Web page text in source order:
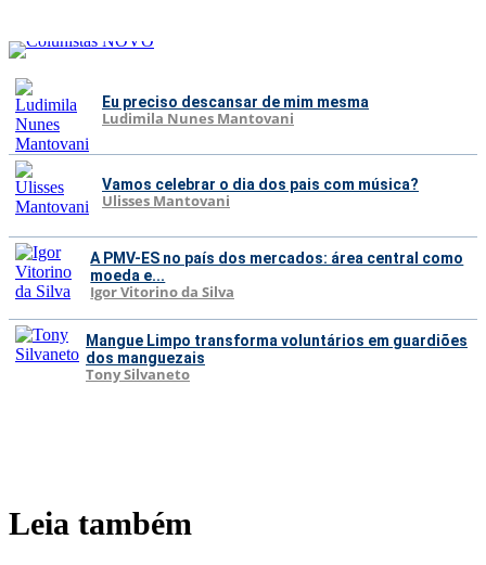
Eu preciso descansar de mim mesma
Ludimila Nunes Mantovani
Vamos celebrar o dia dos pais com música?
Ulisses Mantovani
A PMV-ES no país dos mercados: área central como
moeda e...
Igor Vitorino da Silva
Mangue Limpo transforma voluntários em guardiões
dos manguezais
Tony Silvaneto
Leia também